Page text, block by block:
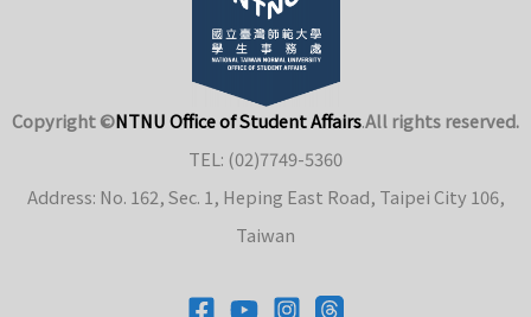
Copyright ©NTNU Office of Student Affairs.All rights reserved.
TEL: (02)7749-5360
Address: No. 162, Sec. 1, Heping East Road, Taipei City 106,
Taiwan